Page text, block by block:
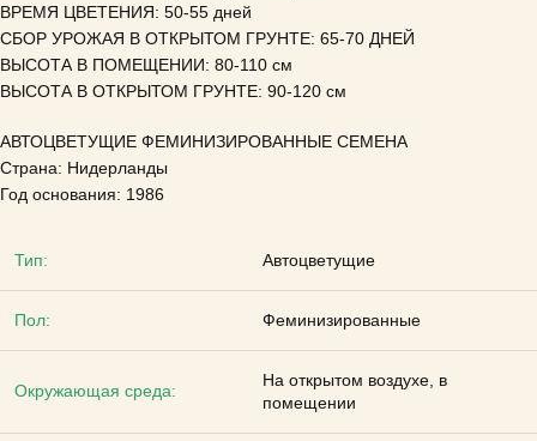
ВРЕМЯ ЦВЕТЕНИЯ: 50-55 дней
СБОР УРОЖАЯ В ОТКРЫТОМ ГРУНТЕ: 65-70 ДНЕЙ
ВЫСОТА В ПОМЕЩЕНИИ: 80-110 см
ВЫСОТА В ОТКРЫТОМ ГРУНТЕ: 90-120 см
АВТОЦВЕТУЩИЕ ФЕМИНИЗИРОВАННЫЕ СЕМЕНА
Страна: Нидерланды
Год основания: 1986
Тип: Автоцветущие
Пол: Феминизированные
Окружающая среда:
На открытом воздухе, в
помещении